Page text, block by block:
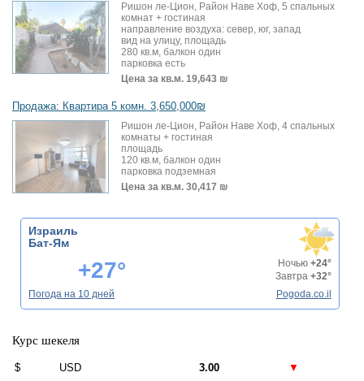
Ришон ле-Цион, Район Наве Хоф, 5 спальных
комнат + гостиная
направление воздуха: север, юг, запад
вид на улицу, площадь
280 кв.м, балкон один
парковка есть
Цена за кв.м. 19,643 ₪
Продажа: Квартира 5 комн. 3,650,000₪
Ришон ле-Цион, Район Наве Хоф, 4 спальных
комнаты + гостиная
площадь
120 кв.м, балкон один
парковка подземная
Цена за кв.м. 30,417 ₪
Израиль
Бат-Ям
+27° Ночью +24°
Завтра +32°
Погода на 10 дней
Pogoda.co.il
Курс шекеля
$ USD 3.00 ▼